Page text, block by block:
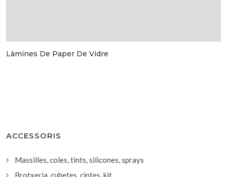
Làmines De Paper De Vidre
ACCESSORIS
Massilles, coles, tints, silicones, sprays
Brotxeria, cubetes, cintes, kit